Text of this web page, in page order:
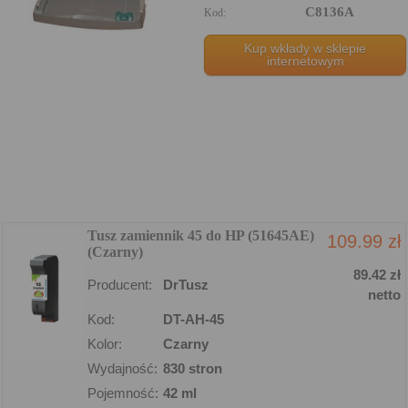
Kod: C8136A
Kup wkłady w sklepie
internetowym
Tusz zamiennik 45 do HP (51645AE)
(Czarny)
109.99 zł
Producent: DrTusz
89.42 zł
netto
Kod:
DT-AH-45
Kolor:
Czarny
Wydajność: 830 stron
Pojemność: 42 ml